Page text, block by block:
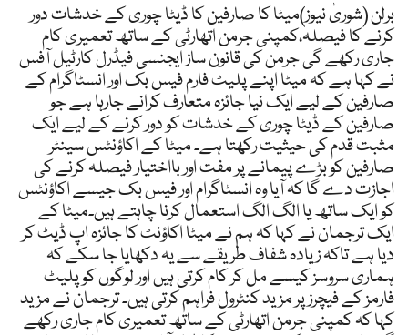
برلن (شوریٰ نیوز)میٹا کا صارفین کا ڈیٹا چوری کے خدشات دور
کرنے کا فیصلہ،کمپنی جرمن اتھارٹی کے ساتھ تعمیری کام
جاری رکھے گی جرمن کی قانون ساز ایجنسی فیڈرل کارٹیل آفس
نے کہا ہے کہ میٹا اپنے پلیٹ فارم فیس بک اور انسٹاگرام کے
صارفین کے لیے ایک نیا جائزہ متعارف کرانے جارہا ہے جو
صارفین کے ڈیٹا چوری کے خدشات کو دور کرنے کے لیے ایک
مثبت قدم کی حیثیت رکھتا ہے۔ میٹا کے اکاؤنٹس سینٹر
صارفین کو بڑے پیمانے پر مفت اور بااختیار فیصلہ کرنے کی
اجازت دے گا کہ آیا وہ انسٹاگرام اور فیس بک جیسے اکاؤنٹس
کو ایک ساتھ یا الگ الگ استعمال کرنا چاہتے ہیں۔میٹا کے
ایک ترجمان نے کہا کہ ہم نے میٹا اکاؤنٹ کا جائزہ اپ ڈیٹ کر
دیا ہے تاکہ زیادہ شفاف طریقے سے یہ دکھایا جا سکے کہ
ہماری سروسز کیسے مل کر کام کرتی ہیں اور لوگوں کو پلیٹ
فارمز کے فیچرز پر مزید کنٹرول فراہم کرتی ہیں۔ ترجمان نے مزید
کہا کہ کمپنی جرمن اتھارٹی کے ساتھ تعمیری کام جاری رکھے